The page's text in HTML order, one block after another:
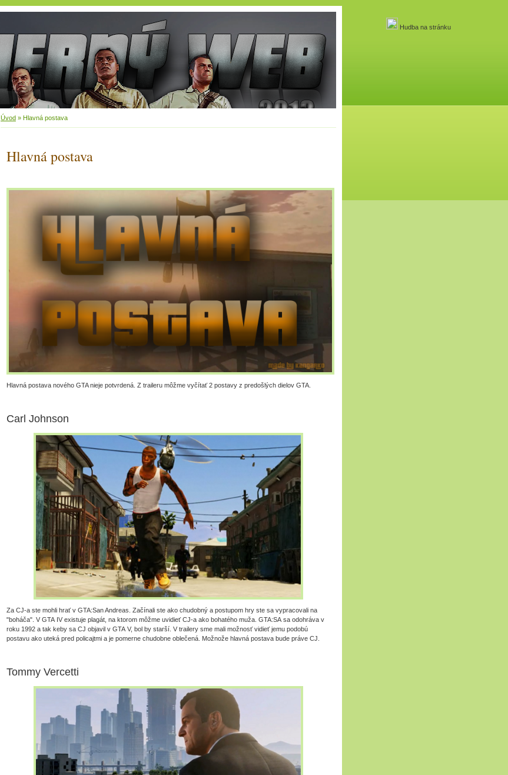
Hudba na stránku
Úvod » Hlavná postava
Hlavná postava
Hlavná postava nového GTA nieje potvrdená. Z traileru môžme vyčítať 2 postavy z predošlých dielov GTA.
Carl Johnson
Za CJ-a ste mohli hrať v GTA:San Andreas. Začínali ste ako chudobný a postupom hry ste sa vypracovali na
"boháča". V GTA IV existuje plagát, na ktorom môžme uvidieť CJ-a ako bohatého muža. GTA:SA sa odohráva v
roku 1992 a tak keby sa CJ objavil v GTA V, bol by starší. V trailery sme mali možnosť vidieť jemu podobú
postavu ako uteká pred policajtmi a je pomerne chudobne oblečená. Možnože hlavná postava bude práve CJ.
Tommy Vercetti